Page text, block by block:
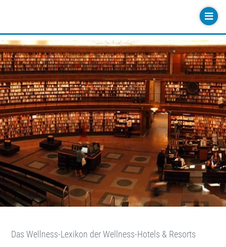
Das Wellness-Lexikon der Wellness-Hotels & Resorts